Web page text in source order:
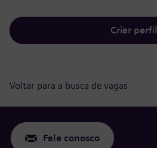
Criar perfil
Voltar para a busca de vagas
Fale conosco